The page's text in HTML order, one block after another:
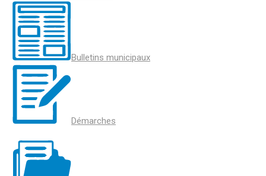
Bulletins municipaux
Démarches